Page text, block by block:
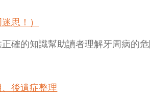
思！）
確的知識幫助讀者理解牙周病的
後遺症整理